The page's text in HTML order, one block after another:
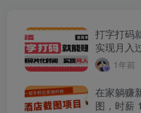
打字打码
实现月入
1年前
在家躺赚
图，时薪